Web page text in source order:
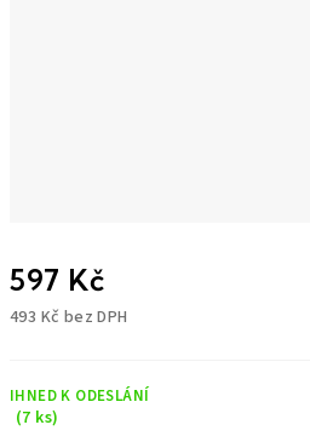
597 Kč
493 Kč bez DPH
IHNED K ODESLÁNÍ
(7 ks)